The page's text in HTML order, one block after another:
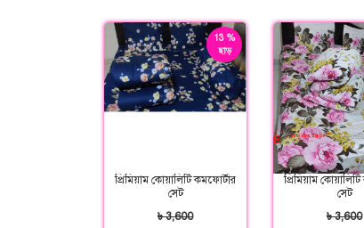
13 %
ছাড়
প্রিমিয়াম কোয়ালিটি কমফোর্টার
সেট
৳ 3,600
প্রিমিয়াম
সেট
৳ 3,600